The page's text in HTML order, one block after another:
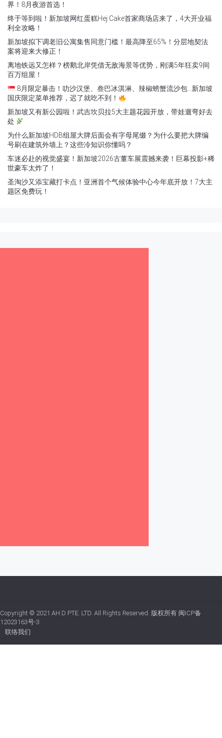
界！8月夜游首选！
终于等到啦！新加坡网红蛋糕Hej Cake首家商场店来了，4大开业福
利全攻略！
新加坡拟下调老旧公寓集售同意门槛！最高降至65%！分层地契法
案将迎来大修正！
离地铁远又怎样？榜鹅北岸凭借无敌海景等优势，刚满5年狂卖9间
百万组屋！
8月限定暴击！叻沙汉堡、叁巴冰淇淋、辣椒螃蟹流沙包…新加坡
国庆限定菜单推荐，迟了就吃不到！
新加坡又有新公园啦！武吉坎贝拉5大主题花园开放，带娃遛弯好去
处
为什么新加坡HDB组屋大牌后面会有字母尾缀？为什么要把大牌编
号刷在建筑外墙上？这些冷知识你懂吗？
车迷必赴的视觉盛宴！新加坡2026古董车展震撼来袭！巨幕投影+稀
世豪车太炸了！
圣淘沙又添宝藏打卡点！亚洲首个气候体验中心今年底开放！7大主
题区免费玩！
Copyright © 2021 AH.D PTE. LTD. All Rights Reserved. 版权所有 闽ICP备
12023163号-3
联络我们